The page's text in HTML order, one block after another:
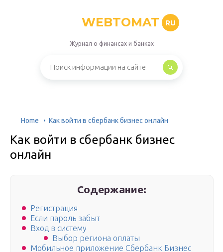
WEBTOMAT RU
Журнал о финансах и банках
Home Как войти в сбербанк бизнес онлайн
Как войти в сбербанк бизнес
онлайн
Содержание:
Регистрация
Если пароль забыт
Вход в систему
Выбор региона оплаты
Мобильное приложение Сбербанк Бизнес